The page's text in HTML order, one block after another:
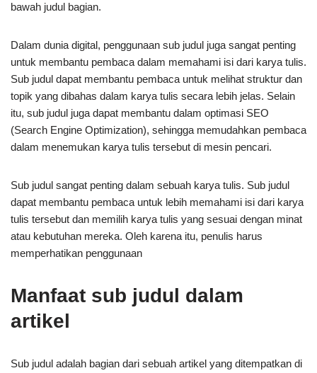
bawah judul bagian.
Dalam dunia digital, penggunaan sub judul juga sangat penting
untuk membantu pembaca dalam memahami isi dari karya tulis.
Sub judul dapat membantu pembaca untuk melihat struktur dan
topik yang dibahas dalam karya tulis secara lebih jelas. Selain
itu, sub judul juga dapat membantu dalam optimasi SEO
(Search Engine Optimization), sehingga memudahkan pembaca
dalam menemukan karya tulis tersebut di mesin pencari.
Sub judul sangat penting dalam sebuah karya tulis. Sub judul
dapat membantu pembaca untuk lebih memahami isi dari karya
tulis tersebut dan memilih karya tulis yang sesuai dengan minat
atau kebutuhan mereka. Oleh karena itu, penulis harus
memperhatikan penggunaan
Manfaat sub judul dalam
artikel
Sub judul adalah bagian dari sebuah artikel yang ditempatkan di